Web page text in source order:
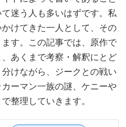
迷う人も多いはずです。私
けてきた一人として、その
す。この記事では、原作で
あくまで考察・解釈にとど
けながら、ジークとの戦い
ーマン一族の謎、ケニーや
整理していきます。